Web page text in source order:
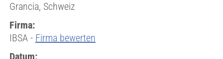
Grancia, Schweiz
Firma:
IBSA - Firma bewerten
Datum: